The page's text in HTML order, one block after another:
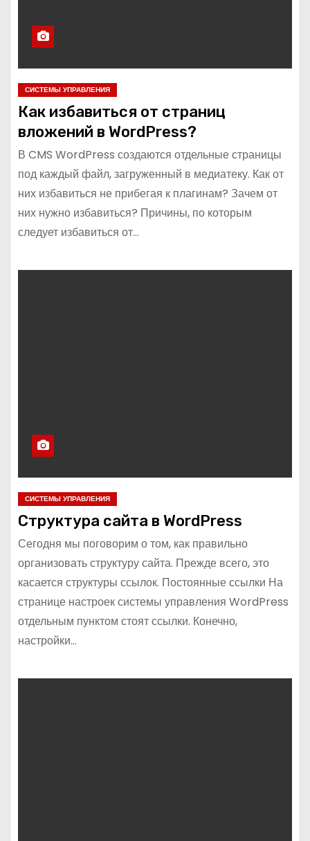
СИСТЕМЫ УПРАВЛЕНИЯ
Как избавиться от страниц
вложений в WordPress?
В CMS WordPress создаются отдельные страницы
под каждый файл, загруженный в медиатеку. Как от
них избавиться не прибегая к плагинам? Зачем от
них нужно избавиться? Причины, по которым
следует избавиться от…
СИСТЕМЫ УПРАВЛЕНИЯ
Структура сайта в WordPress
Сегодня мы поговорим о том, как правильно
организовать структуру сайта. Прежде всего, это
касается структуры ссылок. Постоянные ссылки На
странице настроек системы управления WordPress
отдельным пунктом стоят ссылки. Конечно,
настройки…